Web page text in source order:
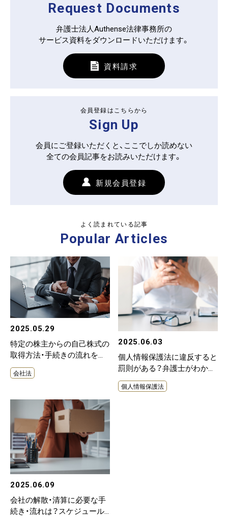
Request Documents
弁護士法人Authense法律事務所の
サービス資料をダウンロードいただけます。
資料請求
会員登録はこちらから
Sign Up
会員にご登録いただくと、ここでしか読めない
全ての会員記事をお読みいただけます。
新規会員登録
よく読まれている記事
Popular Articles
2025.05.29
特定の株主からの自己株式の
取得方法・手続きの流れを弁
護士がわかりやすく解説
会社法
2025.06.03
個人情報保護法に違反すると
罰則がある？弁護士がわかり
やすく解説
個人情報保護法
2025.06.09
会社の解散・清算に必要な手
続き・流れは？スケジュール